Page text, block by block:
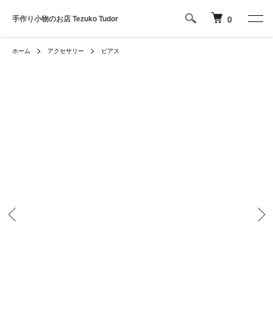
手作り小物のお店 Tezuko Tudor 0
ホーム アクセサリー ピアス